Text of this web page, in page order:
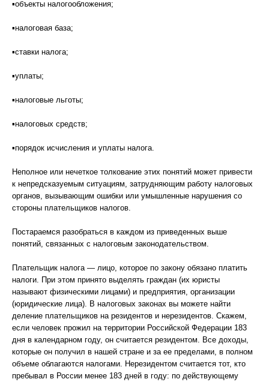
▪объекты налогообложения;
▪налоговая база;
▪ставки налога;
▪уплаты;
▪налоговые льготы;
▪налоговых средств;
▪порядок исчисления и уплаты налога.
Неполное или нечеткое толкование этих понятий может привести
к непредсказуемым ситуациям, затрудняющим работу налоговых
органов, вызывающим ошибки или умышленные нарушения со
стороны плательщиков налогов.
Постараемся разобраться в каждом из приведенных выше
понятий, связанных с налоговым законодательством.
Плательщик налога — лицо, которое по закону обязано платить
налоги. При этом принято выделять граждан (их юристы
называют физическими лицами) и предприятия, организации
(юридические лица). В налоговых законах вы можете найти
деление плательщиков на резидентов и нерезидентов. Скажем,
если человек прожил на территории Российской Федерации 183
дня в календарном году, он считается резидентом. Все доходы,
которые он получил в нашей стране и за ее пределами, в полном
объеме облагаются налогами. Нерезидентом считается тот, кто
пребывал в России менее 183 дней в году: по действующему